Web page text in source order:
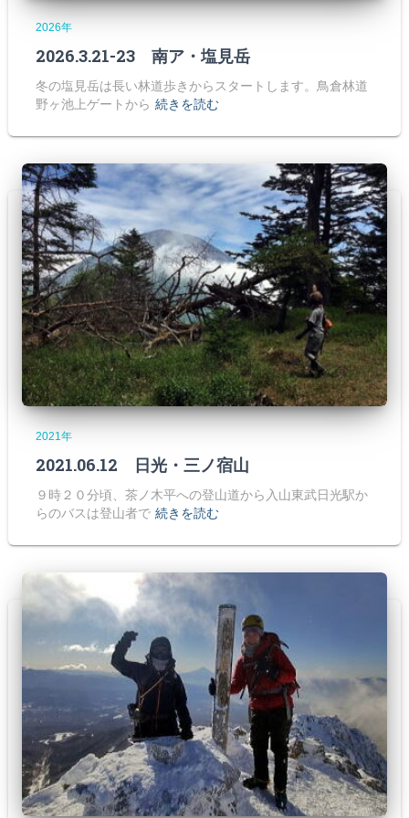
2026年
2026.3.21-23 南ア・塩見岳
冬の塩見岳は長い林道歩きからスタートします。鳥倉林道
野ヶ池上ゲートから 続きを読む
2021年
2021.06.12 日光・三ノ宿山
９時２０分頃、茶ノ木平への登山道から入山東武日光駅か
らのバスは登山者で 続きを読む